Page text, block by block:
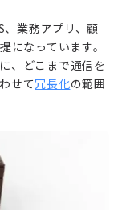
業務アプリ、顧
になっています。
、どこまで通信を
せて冗長化の範囲